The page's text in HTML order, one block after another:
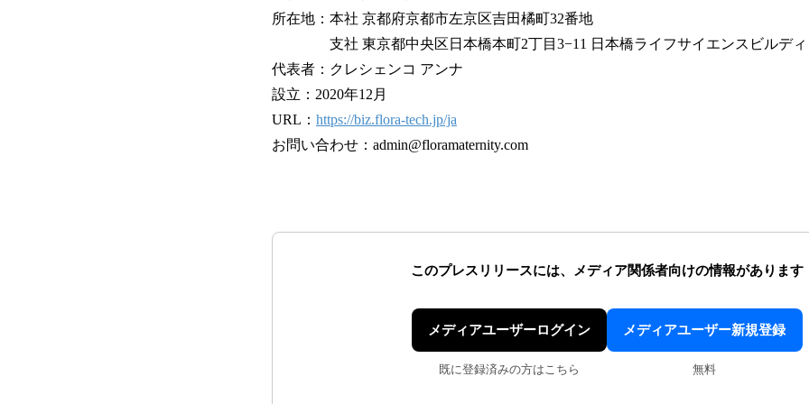
所在地：本社 京都府京都市左京区吉田橘町32番地
支社 東京都中央区日本橋本町2丁目3−11 日本橋ライフサイエンスビルディ
代表者：クレシェンコ アンナ
設立：2020年12月
URL： https://biz.flora-tech.jp/ja
お問い合わせ：admin@floramaternity.com
このプレスリリースには、 メディア関係者向けの情報があります
メディアユーザーログイン
既に登録済みの方はこちら
メディアユーザー新規登録
無料